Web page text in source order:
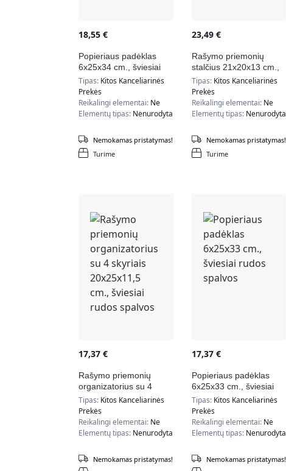
18,55 €
Popieriaus padėklas
6x25x34 cm., šviesiai
rudos spalvos
Tipas: Kitos Kanceliarinės
Prekės
Reikalingi elementai: Ne
Elementų tipas: Nenurodyta
Turime
Nemokamas pristatymas!
23,49 €
Rašymo priemonių
stalčius 21x20x13 cm.,
šviesiai rudos spalvos
Tipas: Kitos Kanceliarinės
Prekės
Reikalingi elementai: Ne
Elementų tipas: Nenurodyta
Turime
Nemokamas pristatymas!
17,37 €
Rašymo priemonių
organizatorius su 4
skyriais 20x25x11,5 cm.,
šviesiai rudos spalvos
Tipas: Kitos Kanceliarinės
Prekės
Reikalingi elementai: Ne
Elementų tipas: Nenurodyta
Nemokamas pristatymas!
17,37 €
Popieriaus padėklas
6x25x33 cm., šviesiai
rudos spalvos
Tipas: Kitos Kanceliarinės
Prekės
Reikalingi elementai: Ne
Elementų tipas: Nenurodyta
Nemokamas pristatymas!